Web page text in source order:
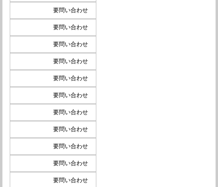
要問い合わせ
要問い合わせ
要問い合わせ
要問い合わせ
要問い合わせ
要問い合わせ
要問い合わせ
要問い合わせ
要問い合わせ
要問い合わせ
要問い合わせ